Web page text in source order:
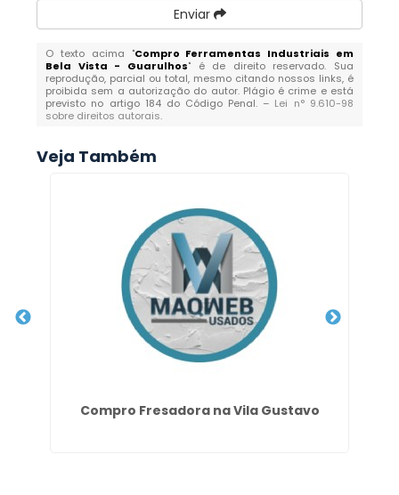
Enviar
O texto acima "Compro Ferramentas Industriais em
Bela Vista - Guarulhos" é de direito reservado. Sua
reprodução, parcial ou total, mesmo citando nossos links, é
proibida sem a autorização do autor. Plágio é crime e está
previsto no artigo 184 do Código Penal. – Lei n° 9.610-98
sobre direitos autorais.
Veja Também
Compro Fresadora na Vila Gustavo